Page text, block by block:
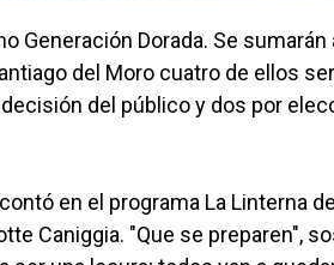
Generación Dorada. Se sumarán
del Moro cuatro de ellos
del público y dos por
en el programa La Linterna
Caniggia. "Que se preparen",